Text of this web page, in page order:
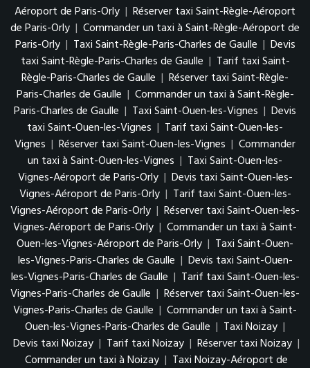
Aéroport de Paris-Orly | Réserver taxi Saint-Règle-Aéroport
de Paris-Orly | Commander un taxi à Saint-Règle-Aéroport de
Paris-Orly | Taxi Saint-Règle-Paris-Charles de Gaulle | Devis
taxi Saint-Règle-Paris-Charles de Gaulle | Tarif taxi Saint-
Règle-Paris-Charles de Gaulle | Réserver taxi Saint-Règle-
Paris-Charles de Gaulle | Commander un taxi à Saint-Règle-
Paris-Charles de Gaulle | Taxi Saint-Ouen-les-Vignes | Devis
taxi Saint-Ouen-les-Vignes | Tarif taxi Saint-Ouen-les-
Vignes | Réserver taxi Saint-Ouen-les-Vignes | Commander
un taxi à Saint-Ouen-les-Vignes | Taxi Saint-Ouen-les-
Vignes-Aéroport de Paris-Orly | Devis taxi Saint-Ouen-les-
Vignes-Aéroport de Paris-Orly | Tarif taxi Saint-Ouen-les-
Vignes-Aéroport de Paris-Orly | Réserver taxi Saint-Ouen-les-
Vignes-Aéroport de Paris-Orly | Commander un taxi à Saint-
Ouen-les-Vignes-Aéroport de Paris-Orly | Taxi Saint-Ouen-
les-Vignes-Paris-Charles de Gaulle | Devis taxi Saint-Ouen-
les-Vignes-Paris-Charles de Gaulle | Tarif taxi Saint-Ouen-les-
Vignes-Paris-Charles de Gaulle | Réserver taxi Saint-Ouen-les-
Vignes-Paris-Charles de Gaulle | Commander un taxi à Saint-
Ouen-les-Vignes-Paris-Charles de Gaulle | Taxi Noizay |
Devis taxi Noizay | Tarif taxi Noizay | Réserver taxi Noizay |
Commander un taxi à Noizay | Taxi Noizay-Aéroport de